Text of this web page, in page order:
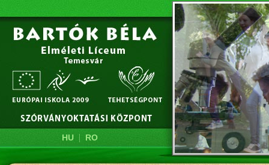
HU| RO